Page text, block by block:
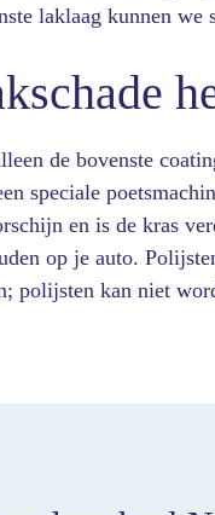
laklaag kunnen we
de bovenste
speciale
en is de kras
op je auto.
polijsten kan niet